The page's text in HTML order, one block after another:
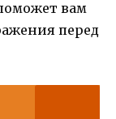
вам
перед